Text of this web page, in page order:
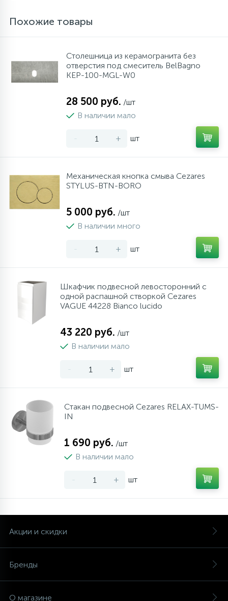
Похожие товары
Столешница из керамогранита без
отверстия под смеситель BelBagno
KEP-100-MGL-W0
28 500 руб. /шт
В наличии мало
- + шт
Механическая кнопка смыва Cezares
STYLUS-BTN-BORO
5 000 руб. /шт
В наличии много
- + шт
Шкафчик подвесной левосторонний с
одной распашной створкой Cezares
VAGUE 44228 Bianco lucido
43 220 руб. /шт
В наличии мало
- + шт
Стакан подвесной Cezares RELAX-TUMS-
IN
1 690 руб. /шт
В наличии мало
- + шт
Акции и скидки
Бренды
О магазине